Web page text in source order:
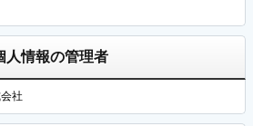
人情報の管理者
社